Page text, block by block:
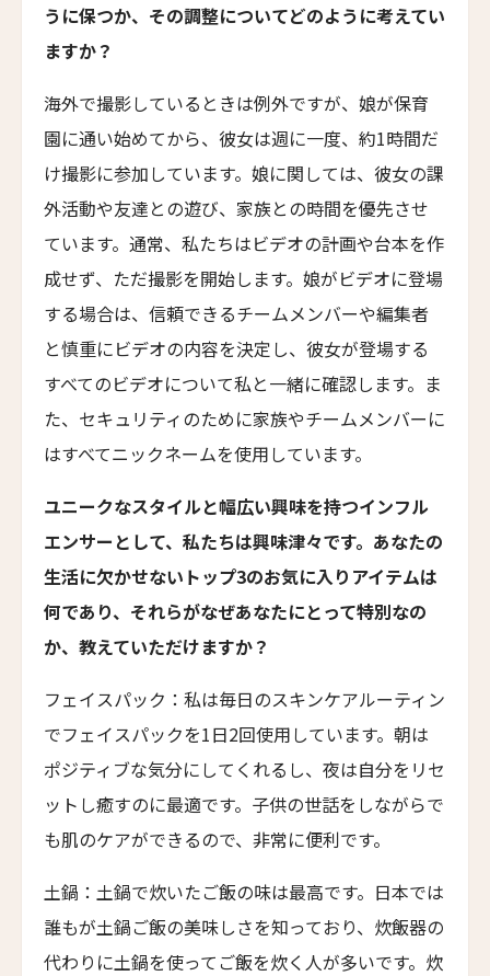
ホテル・レ・アルミュール
Hotel Les Armures
チョウシュイ・ヴィラ
Qiushui Villa
レイクビュー・ホテル・ユロンワン
Lakeview Hotel Yulongwan Kunming
ザ・ハンユウ・ガーデン・リザーブ・スージョウ
ザ・スコータイ・シャンハイ
ニュー・ジンリー・ホテル
ジー・ユン・シュアン・チン・リゾート＆スパ
ザ・ムーン・マンション
The Moon Mansion
ファン・イェン・36・ホテル
HUANG YAN 36 Hotel
ヤンバイ・ヴィラ
ジャンガラ・ドンファン
Jangala Dunhuang
LNホテル・ファイブ
LN Hotel Five
Kaipuu Belfry
ザ・バッテリー
The Battery
うに保つか、その調整についてどのように考えてい
ますか？
海外で撮影しているときは例外ですが、娘が保育
園に通い始めてから、彼女は週に一度、約1時間だ
け撮影に参加しています。娘に関しては、彼女の課
外活動や友達との遊び、家族との時間を優先させ
ています。通常、私たちはビデオの計画や台本を作
成せず、ただ撮影を開始します。娘がビデオに登場
する場合は、信頼できるチームメンバーや編集者
と慎重にビデオの内容を決定し、彼女が登場する
すべてのビデオについて私と一緒に確認します。ま
た、セキュリティのために家族やチームメンバーに
はすべてニックネームを使用しています。
ユニークなスタイルと幅広い興味を持つインフル
エンサーとして、私たちは興味津々です。あなたの
生活に欠かせないトップ3のお気に入りアイテムは
何であり、それらがなぜあなたにとって特別なの
か、教えていただけますか？
フェイスパック：私は毎日のスキンケアルーティン
でフェイスパックを1日2回使用しています。朝は
ポジティブな気分にしてくれるし、夜は自分をリセ
ットし癒すのに最適です。子供の世話をしながらで
も肌のケアができるので、非常に便利です。
土鍋：土鍋で炊いたご飯の味は最高です。日本では
誰もが土鍋ご飯の美味しさを知っており、炊飯器の
代わりに土鍋を使ってご飯を炊く人が多いです。炊